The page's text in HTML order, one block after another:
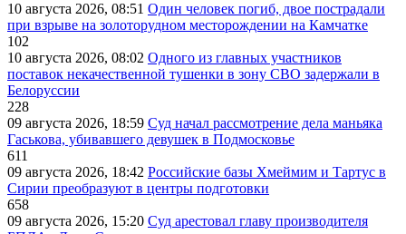
10 августа 2026, 08:51 Один человек погиб, двое пострадали
при взрыве на золоторудном месторождении на Камчатке
102
10 августа 2026, 08:02 Одного из главных участников
поставок некачественной тушенки в зону СВО задержали в
Белоруссии
228
09 августа 2026, 18:59 Суд начал рассмотрение дела маньяка
Гаськова, убивавшего девушек в Подмосковье
611
09 августа 2026, 18:42 Российские базы Хмеймим и Тартус в
Сирии преобразуют в центры подготовки
658
09 августа 2026, 15:20 Суд арестовал главу производителя